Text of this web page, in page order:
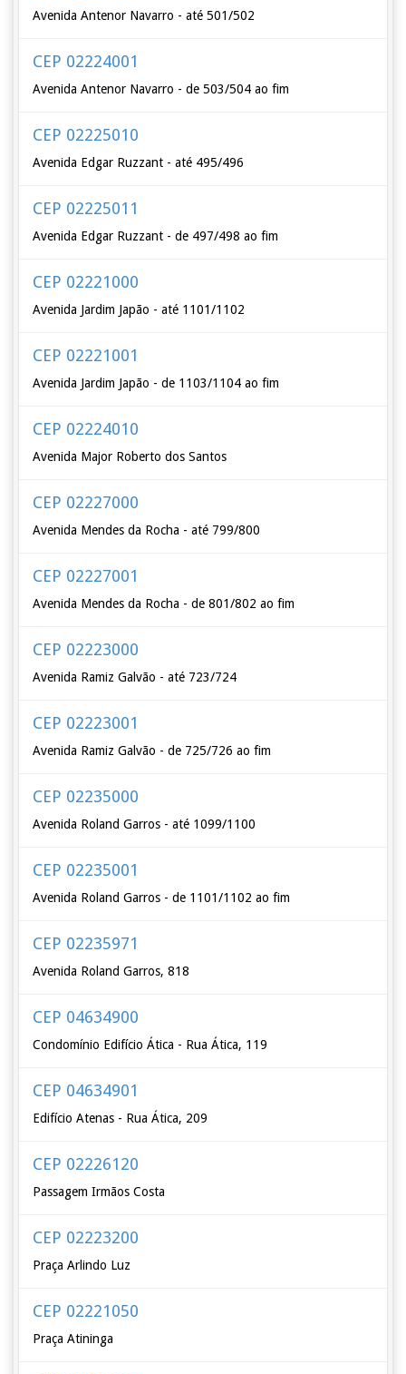
Avenida Antenor Navarro - até 501/502
CEP 02224001
Avenida Antenor Navarro - de 503/504 ao fim
CEP 02225010
Avenida Edgar Ruzzant - até 495/496
CEP 02225011
Avenida Edgar Ruzzant - de 497/498 ao fim
CEP 02221000
Avenida Jardim Japão - até 1101/1102
CEP 02221001
Avenida Jardim Japão - de 1103/1104 ao fim
CEP 02224010
Avenida Major Roberto dos Santos
CEP 02227000
Avenida Mendes da Rocha - até 799/800
CEP 02227001
Avenida Mendes da Rocha - de 801/802 ao fim
CEP 02223000
Avenida Ramiz Galvão - até 723/724
CEP 02223001
Avenida Ramiz Galvão - de 725/726 ao fim
CEP 02235000
Avenida Roland Garros - até 1099/1100
CEP 02235001
Avenida Roland Garros - de 1101/1102 ao fim
CEP 02235971
Avenida Roland Garros, 818
CEP 04634900
Condomínio Edifício Ática - Rua Ática, 119
CEP 04634901
Edifício Atenas - Rua Ática, 209
CEP 02226120
Passagem Irmãos Costa
CEP 02223200
Praça Arlindo Luz
CEP 02221050
Praça Atininga